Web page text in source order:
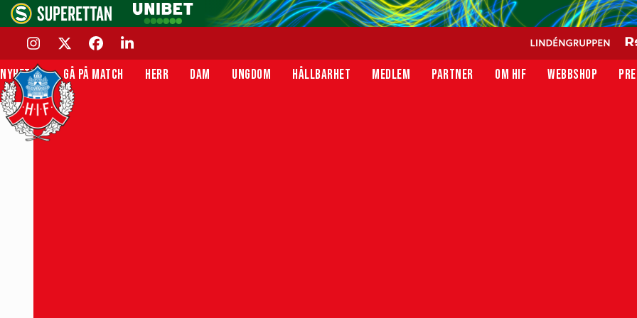
Skip
to
contentINSTAGRAM
TWITTERFACEBOOK
LINKEDIN
NYHETER GÅ PÅ MATCH HERR DAM UNGDOM HÅLLBARHET MEDLEM PARTNER OM HIF WEBBSHOP